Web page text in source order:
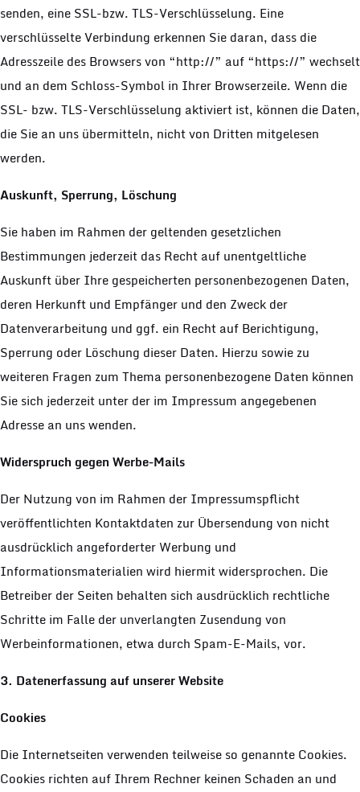
senden, eine SSL-bzw. TLS-Verschlüsselung. Eine
verschlüsselte Verbindung erkennen Sie daran, dass die
Adresszeile des Browsers von “http://” auf “https://” wechselt
und an dem Schloss-Symbol in Ihrer Browserzeile. Wenn die
SSL- bzw. TLS-Verschlüsselung aktiviert ist, können die Daten,
die Sie an uns übermitteln, nicht von Dritten mitgelesen
werden.
Auskunft, Sperrung, Löschung
Sie haben im Rahmen der geltenden gesetzlichen
Bestimmungen jederzeit das Recht auf unentgeltliche
Auskunft über Ihre gespeicherten personenbezogenen Daten,
deren Herkunft und Empfänger und den Zweck der
Datenverarbeitung und ggf. ein Recht auf Berichtigung,
Sperrung oder Löschung dieser Daten. Hierzu sowie zu
weiteren Fragen zum Thema personenbezogene Daten können
Sie sich jederzeit unter der im Impressum angegebenen
Adresse an uns wenden.
Widerspruch gegen Werbe-Mails
Der Nutzung von im Rahmen der Impressumspflicht
veröffentlichten Kontaktdaten zur Übersendung von nicht
ausdrücklich angeforderter Werbung und
Informationsmaterialien wird hiermit widersprochen. Die
Betreiber der Seiten behalten sich ausdrücklich rechtliche
Schritte im Falle der unverlangten Zusendung von
Werbeinformationen, etwa durch Spam-E-Mails, vor.
3. Datenerfassung auf unserer Website
Cookies
Die Internetseiten verwenden teilweise so genannte Cookies.
Cookies richten auf Ihrem Rechner keinen Schaden an und